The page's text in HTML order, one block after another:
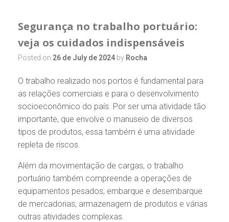
Segurança no trabalho portuário:
veja os cuidados indispensáveis
Posted on 26 de July de 2024 by Rocha
O trabalho realizado nos portos é fundamental para
as relações comerciais e para o desenvolvimento
socioeconômico do país. Por ser uma atividade tão
importante, que envolve o manuseio de diversos
tipos de produtos, essa também é uma atividade
repleta de riscos.
Além da movimentação de cargas, o trabalho
portuário também compreende a operações de
equipamentos pesados, embarque e desembarque
de mercadorias, armazenagem de produtos e várias
outras atividades complexas.